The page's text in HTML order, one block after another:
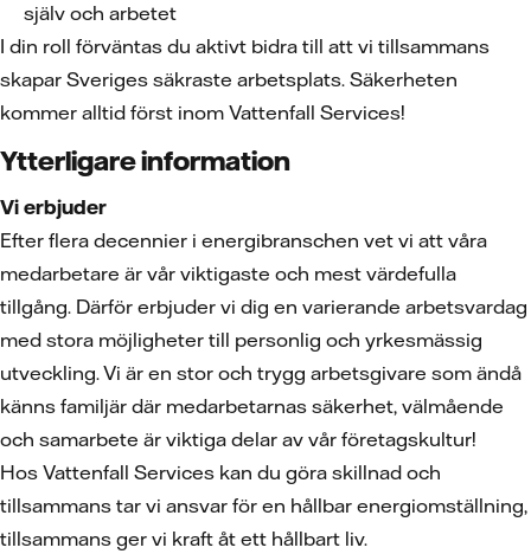
själv och arbetet
I din roll förväntas du aktivt bidra till att vi tillsammans
skapar Sveriges säkraste arbetsplats. Säkerheten
kommer alltid först inom Vattenfall Services!
Ytterligare information
Vi erbjuder
Efter flera decennier i energibranschen vet vi att våra
medarbetare är vår viktigaste och mest värdefulla
tillgång. Därför erbjuder vi dig en varierande arbetsvardag
med stora möjligheter till personlig och yrkesmässig
utveckling. Vi är en stor och trygg arbetsgivare som ändå
känns familjär där medarbetarnas säkerhet, välmående
och samarbete är viktiga delar av vår företagskultur!
Hos Vattenfall Services kan du göra skillnad och
tillsammans tar vi ansvar för en hållbar energiomställning,
tillsammans ger vi kraft åt ett hållbart liv.